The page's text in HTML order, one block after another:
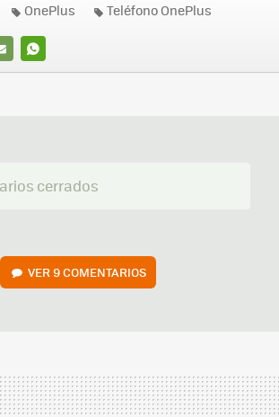
WHATSAPP
OnePlus Teléfono OnePlus
cerrados
VER 9 COMENTARIOS